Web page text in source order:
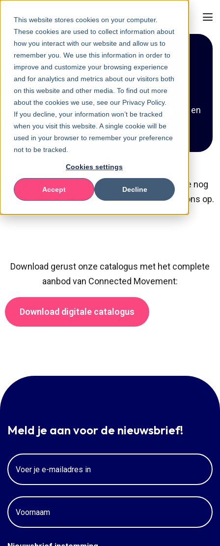
This website stores cookies on your computer.
These cookies are used to collect information about
how you interact with our website and allow us to
remember you. We use this information in order to
improve and customize your browsing experience
and for analytics and metrics about our visitors both
on this website and other media. To find out more
about the cookies we use, see our Privacy Policy.
If you decline, your information won’t be tracked
when you visit this website. A single cookie will be
used in your browser to remember your preference
not to be tracked.
Cookies settings
Accept Decline
Bedankt!
voor je nieuwsbriefinschrijving. Vanaf nu
ontvang je iedere maand het laatste nieuws en
tips.
Hartelijk bedankt voor je aanmelding. Mocht je nog
vragen hebben, neem dan gerust contact met ons op.
Download gerust onze catalogus met het complete
aanbod van Connected Movement:
Download digitale catalogus
Meld je aan voor de nieuwsbrief!
Email
Voornaam